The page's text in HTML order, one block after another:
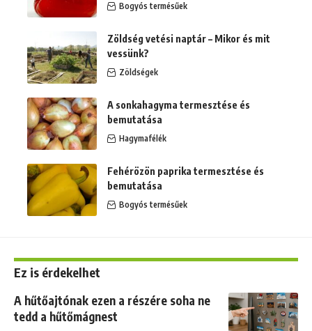
Bogyós termésűek
Zöldség vetési naptár – Mikor és mit
vessünk?
Zöldségek
A sonkahagyma termesztése és
bemutatása
Hagymafélék
Fehérözön paprika termesztése és
bemutatása
Bogyós termésűek
Ez is érdekelhet
A hűtőajtónak ezen a részére soha ne
tedd a hűtőmágnest